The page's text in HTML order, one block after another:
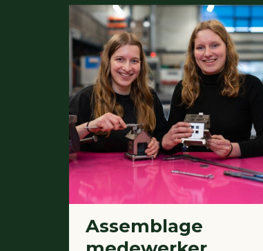
Assemblage